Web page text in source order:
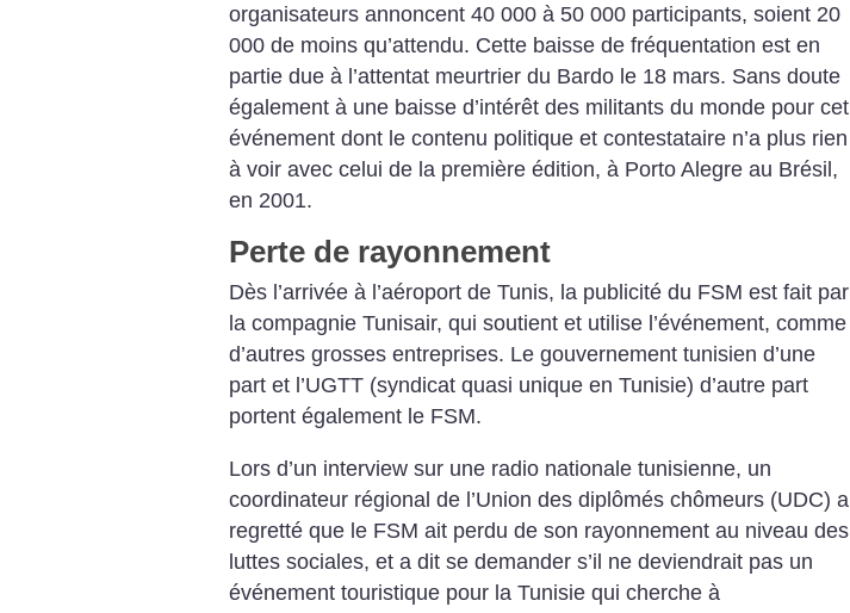
organisateurs annoncent 40 000 à 50 000 participants, soient 20
000 de moins qu’attendu. Cette baisse de fréquentation est en
partie due à l’attentat meurtrier du Bardo le 18 mars. Sans doute
également à une baisse d’intérêt des militants du monde pour cet
événement dont le contenu politique et contestataire n’a plus rien
à voir avec celui de la première édition, à Porto Alegre au ­Brésil,
en 2001.
Perte de rayonnement
Dès l’arrivée à l’aéroport de Tunis, la publicité du FSM est fait par
la compagnie Tunisair, qui soutient et utilise l’événement, comme
d’autres grosses entreprises. Le gouvernement tunisien d’une
part et l’UGTT (syndicat quasi unique en Tunisie) d’autre part
portent également le FSM.
Lors d’un interview sur une radio nationale tunisienne, un
coordinateur régional de l’Union des diplômés chômeurs (UDC) a
regretté que le FSM ait perdu de son rayonnement au niveau des
luttes sociales, et a dit se demander s’il ne deviendrait pas un
événement touristique pour la Tunisie qui cherche à